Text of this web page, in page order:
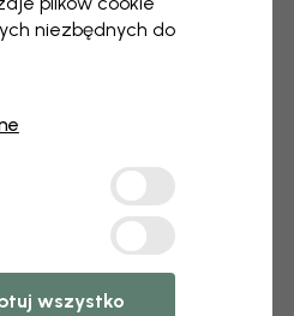
niezbędnych do
wszystko